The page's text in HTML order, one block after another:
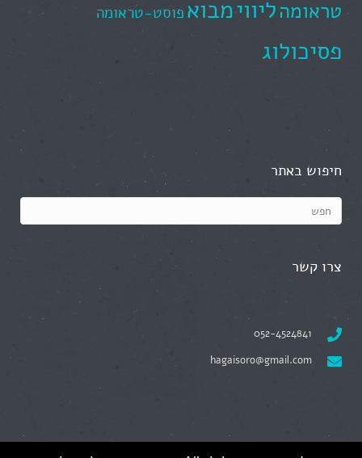
טראומהליווימבואפוסט-טראומה
פסיכולוג
חיפוש באתר
צרו קשר
052-4524841
hagaisoro@gmail.com